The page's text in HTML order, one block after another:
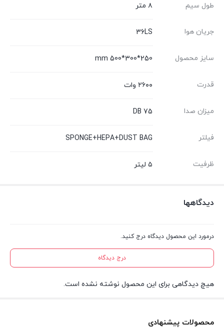
طول سیم ۸ متر
جریان هوا 36LS
سایز محصول mm 500*300*250
قدرت ۲۶۰۰ وات
میزان صدا 75 DB
فیلتر SPONGE+HEPA+DUST BAG
ظرفیت ۵ لیتر
دیدگاهها
درمورد این محصول دیدگاه درج کنید.
درج دیدگاه
هیچ دیدگاهی برای این محصول نوشته نشده است.
محصولات پیشنهادی